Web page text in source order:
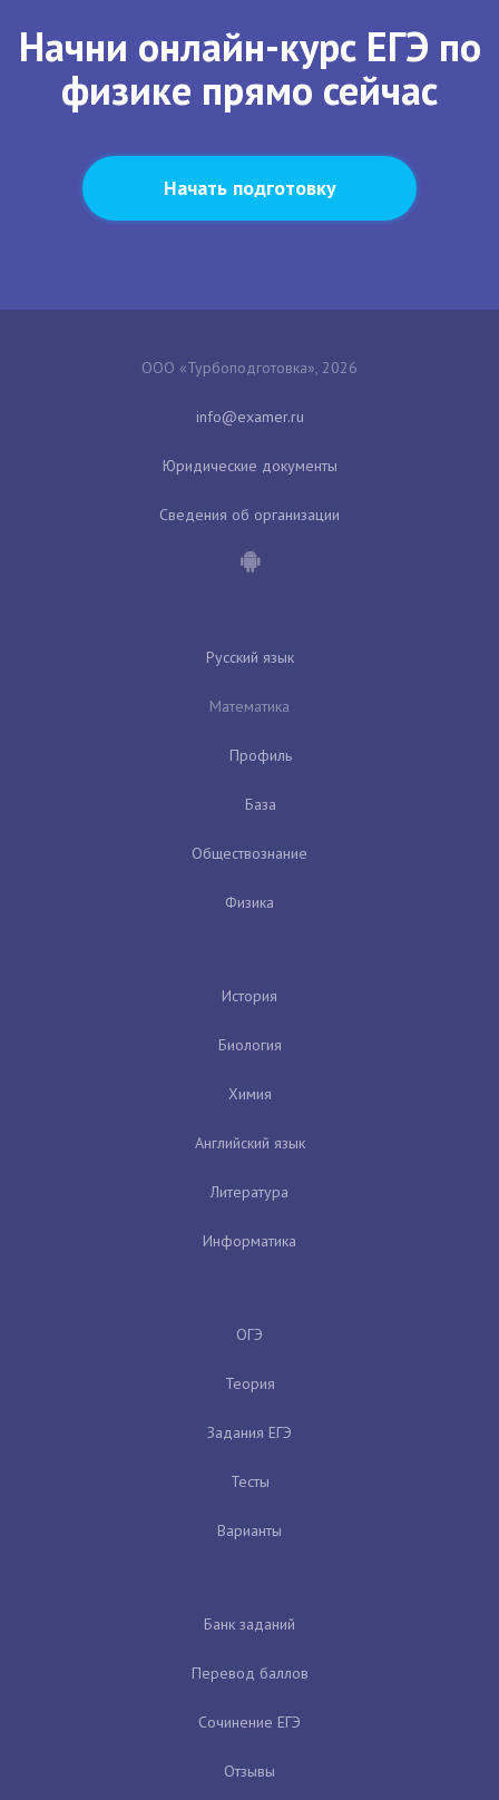
Начни онлайн-курс ЕГЭ по
физике прямо сейчас
Начать подготовку
ООО «Турбоподготовка», 2026
Юридические документы
Сведения об организации
Русский язык
Математика
Профиль
База
Обществознание
Физика
История
Биология
Химия
Английский язык
Литература
Информатика
ОГЭ
Теория
Задания ЕГЭ
Тесты
Варианты
Банк заданий
Перевод баллов
Сочинение ЕГЭ
Отзывы